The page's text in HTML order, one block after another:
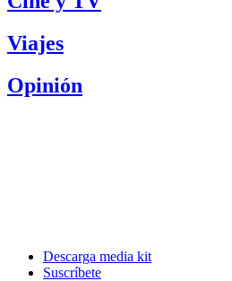
Viajes
Opinión
Descarga media kit
Suscríbete